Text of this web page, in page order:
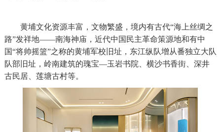
黄埔文化资源丰富，文物繁盛，境内有古代“海上丝绸之
路”发祥地——南海神庙，近代中国民主革命策源地和有中
国“将帅摇篮”之称的黄埔军校旧址，东江纵队增从番独立大队
队部旧址，岭南建筑的瑰宝—玉岩书院、横沙书香街、深井
古民居、莲塘古村等。